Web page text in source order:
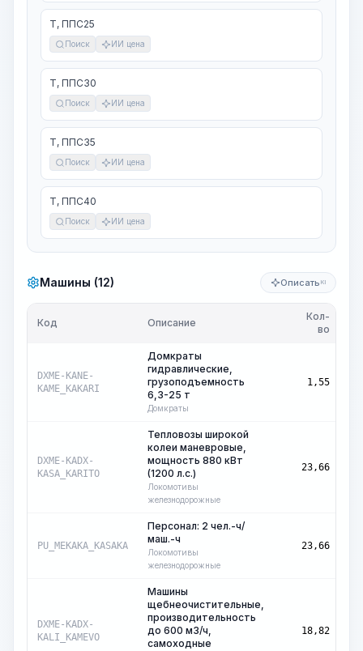
Т, ППС25
Поиск ИИ цена
Т, ППС30
Поиск ИИ цена
Т, ППС35
Поиск ИИ цена
Т, ППС40
Поиск ИИ цена
Машины (12) Описать KI
Код Описание
Кол-
во
DXME-KANE-
KAME_KAKARI
Домкраты
гидравлические,
грузоподъемность
6,3-25 т
Домкраты
1,55
DXME-KADX-
KASA_KARITO
Тепловозы широкой
колеи маневровые,
мощность 880 кВт
(1200 л.с.)
Локомотивы
железнодорожные
23,66
PU_MEKAKA_KASAKA
Персонал: 2 чел.-ч/
маш.-ч
Локомотивы
железнодорожные
23,66
DXME-KADX-
KALI_KAMEVO
Машины
щебнеочистительные,
производительность
до 600 м3/ч,
самоходные
18,82